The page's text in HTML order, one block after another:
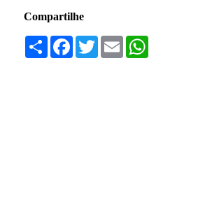
Compartilhe
Compartilhar
Facebook
TwitterEmail